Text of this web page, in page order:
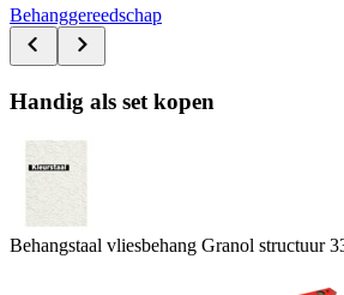
Behanggereedschap
Handig als set kopen
Behangstaal vliesbehang Granol structuur